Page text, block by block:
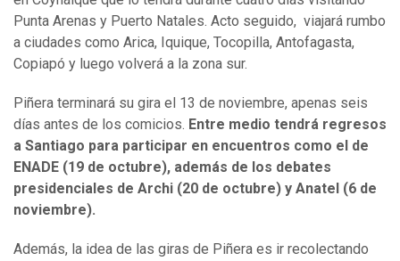
Punta Arenas y Puerto Natales. Acto seguido, viajará rumbo
a ciudades como Arica, Iquique, Tocopilla, Antofagasta,
Copiapó y luego volverá a la zona sur.
Piñera terminará su gira el 13 de noviembre, apenas seis
días antes de los comicios. Entre medio tendrá regresos
a Santiago para participar en encuentros como el de
ENADE (19 de octubre), además de los debates
presidenciales de Archi (20 de octubre) y Anatel (6 de
noviembre).
Además, la idea de las giras de Piñera es ir recolectando